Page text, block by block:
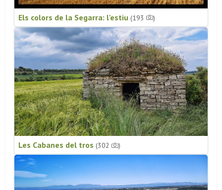
Els colors de la Segarra: l'estiu (193 )
Les Cabanes del tros (302 )